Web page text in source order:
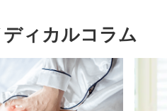
ィカルコラム